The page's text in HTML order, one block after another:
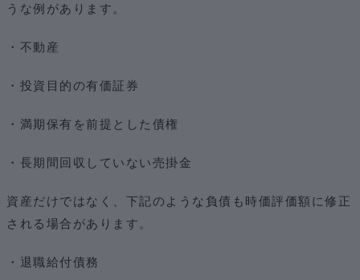
うな例があります。
・不動産
・投資目的の有価証券
・満期保有を前提とした債権
・長期間回収していない売掛金
資産だけではなく、下記のような負債も時価評価額に修正
される場合があります。
・退職給付債務